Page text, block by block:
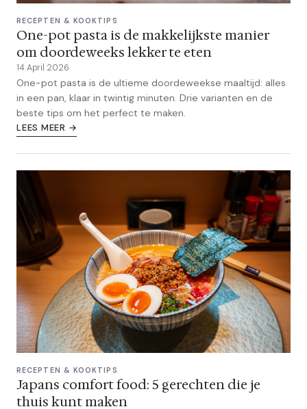
RECEPTEN & KOOKTIPS
One-pot pasta is de makkelijkste manier
om doordeweeks lekker te eten
14 April 2026
One-pot pasta is de ultieme doordeweekse maaltijd: alles
in een pan, klaar in twintig minuten. Drie varianten en de
beste tips om het perfect te maken.
LEES MEER →
RECEPTEN & KOOKTIPS
Japans comfort food: 5 gerechten die je
thuis kunt maken